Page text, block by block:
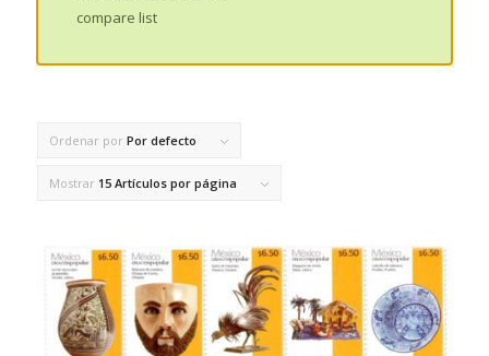
compare list
Ordenar por Por defecto
Mostrar 15 Artículos por página